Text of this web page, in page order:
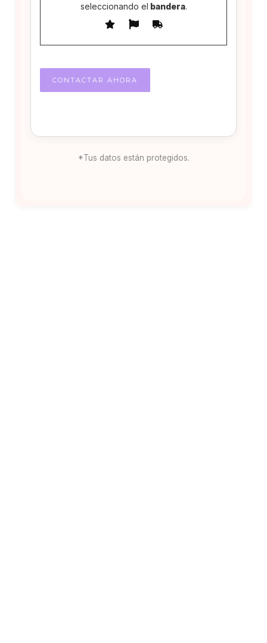
seleccionando el bandera.
*Tus datos están protegidos.